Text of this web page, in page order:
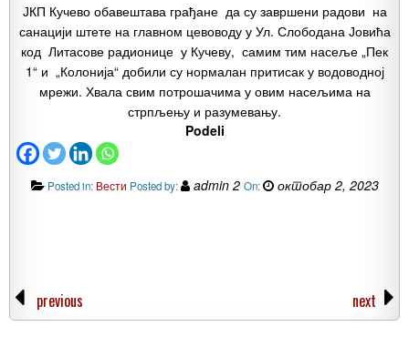
ЈКП Кучево обавештава грађане да су завршени радови на
санацији штете на главном цевоводу у Ул. Слободана Јовића
код Литасове радионице у Кучеву, самим тим насеље „Пек
1“ и „Колонија“ добили су нормалан притисак у водоводној
мрежи. Хвала свим потрошачима у овим насељима на
стрпљењу и разумевању.
Podeli
Posted in: Вести Posted by: admin 2 On: октобар 2, 2023
previous next